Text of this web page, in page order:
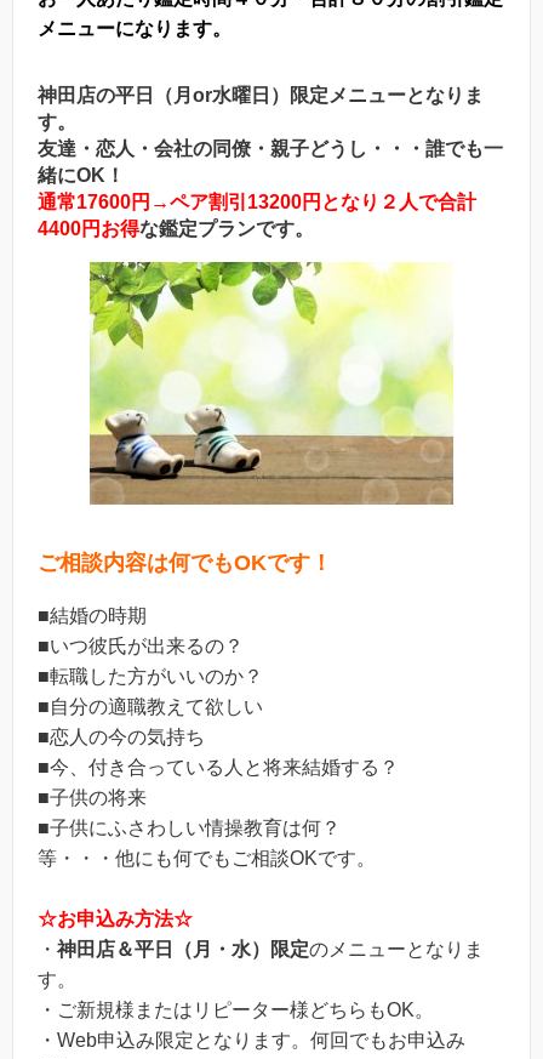
メニューになります。
神田店の平日（月or水曜日）限定メニューとなりま
す。
友達・恋人・会社の同僚・親子どうし・・・誰でも一
緒にOK！
通常17600円→ペア割引13200円となり２人で合計
4400円お得な鑑定プランです。
ご相談内容は何でもOKです！
■結婚の時期
■いつ彼氏が出来るの？
■転職した方がいいのか？
■自分の適職教えて欲しい
■恋人の今の気持ち
■今、付き合っている人と将来結婚する？
■子供の将来
■子供にふさわしい情操教育は何？
等・・・他にも何でもご相談OKです。
☆お申込み方法☆
・ 神田店＆平日（月・水）限定のメニューとなりま
す。
・ご新規様またはリピーター様どちらもOK。
・Web申込み限定となります。何回でもお申込み